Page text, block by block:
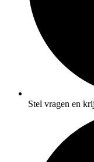
Stel vragen en